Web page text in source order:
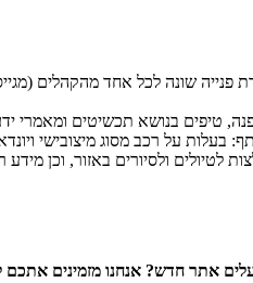
פנייה שונה לכל אחד מהקהלים
טיפים בנושא תכשיטים ומאמרי
על רכב מסוג מיצובישי
לטיולים ולסיורים באזור, וכן
אתר חדש? אנחנו מזמינים